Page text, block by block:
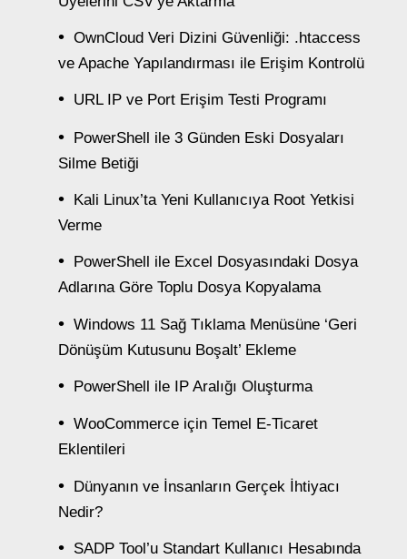
OwnCloud Veri Dizini Güvenliği: .htaccess
ve Apache Yapılandırması ile Erişim Kontrolü
URL IP ve Port Erişim Testi Programı
PowerShell ile 3 Günden Eski Dosyaları
Silme Betiği
Kali Linux’ta Yeni Kullanıcıya Root Yetkisi
Verme
PowerShell ile Excel Dosyasındaki Dosya
Adlarına Göre Toplu Dosya Kopyalama
Windows 11 Sağ Tıklama Menüsüne ‘Geri
Dönüşüm Kutusunu Boşalt’ Ekleme
PowerShell ile IP Aralığı Oluşturma
WooCommerce için Temel E-Ticaret
Eklentileri
Dünyanın ve İnsanların Gerçek İhtiyacı
Nedir?
SADP Tool’u Standart Kullanıcı Hesabında